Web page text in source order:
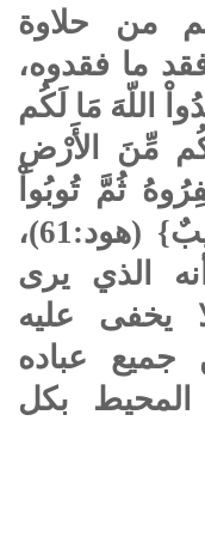
من حلاوة
ما فقدوه،
اللّهَ مَا لَكُم
مِّنَ الأَرْضِ
ثُمَّ تُوبُواْ
إِلَيْهِ إِنَّ رَبِّي قَرِيبٌ مُّجِيبٌ} (هود:61)،
الذي يرى
يخفى عليه
عباده
بكل